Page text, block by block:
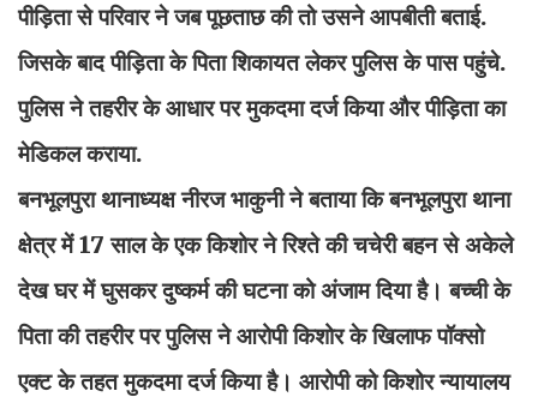
पीड़िता से परिवार ने जब पूछताछ की तो उसने आपबीती बताई.
जिसके बाद पीड़िता के पिता शिकायत लेकर पुलिस के पास पहुंचे.
पुलिस ने तहरीर के आधार पर मुकदमा दर्ज किया और पीड़िता का
मेडिकल कराया.
बनभूलपुरा थानाध्यक्ष नीरज भाकुनी ने बताया कि बनभूलपुरा थाना
क्षेत्र में 17 साल के एक किशोर ने रिश्ते की चचेरी बहन से अकेले
देख घर में घुसकर दुष्कर्म की घटना को अंजाम दिया है। बच्ची के
पिता की तहरीर पर पुलिस ने आरोपी किशोर के खिलाफ पॉक्सो
एक्ट के तहत मुकदमा दर्ज किया है। आरोपी को किशोर न्यायालय